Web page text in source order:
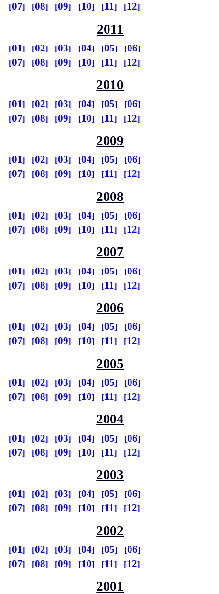
07
08 09 10 11 12
2011
01 02 03 04 05
06
07
08 09 10 11 12
2010
01 02 03 04 05
06
07
08 09 10 11 12
2009
01 02 03 04 05
06
07
08 09 10 11 12
2008
01 02 03 04 05
06
07
08 09 10 11 12
2007
01 02 03 04 05
06
07
08 09 10 11 12
2006
01 02 03 04 05
06
07
08 09 10 11 12
2005
01 02 03 04 05
06
07
08 09 10 11 12
2004
01 02 03 04 05
06
07
08 09 10 11 12
2003
01 02 03 04 05
06
07
08 09 10 11 12
2002
01 02 03 04 05
06
07
08 09 10 11 12
2001